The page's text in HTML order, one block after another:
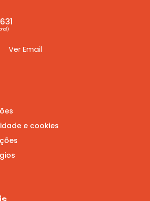
Ver Email
e cookies